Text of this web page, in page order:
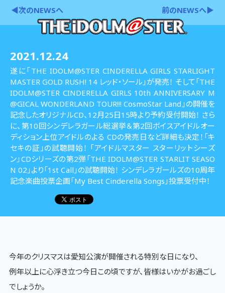
◀次のNEWSへ 前のNEWSへ▶
2021.12.24
遂に「THE IDOLM@STER CINDERELLA GIRLS STARLIGHT
MASTER GOLD RUSH! 14 レッド・ソール」が発売！ そして「THE
IDOLM@STER CINDERELLA GIRLS 10th ANNIVERSARY M
@GICAL WONDERLAND TOUR!!! CosmoStar Land」の開催を
記念したオリジナルCD、12月25日15時より予約受付開始！ さら
に、第10回シンデレラガール総選挙＆第2回ボイスアイドルオー
ディション上位アイドルのよる CDの発売日など詳細も決定！「キ
セキの証」の試聴開始！ 「アイドルマスター スターリットシーズ
ン」CDシリーズの第2弾「THE IDOLM@STER STARLIT SEASO
N 02」より「1st Call」の試聴開始！ シンデレラガールズの10周年
記念楽曲投票企画「My Best Cinderella Songs」投票受付中！
今年のクリスマスは愛知公演が開催される特別な日になり、
例年以上に心浮き立つ今日この頃ですが、皆様はいかがお過ごし
でしょうか。